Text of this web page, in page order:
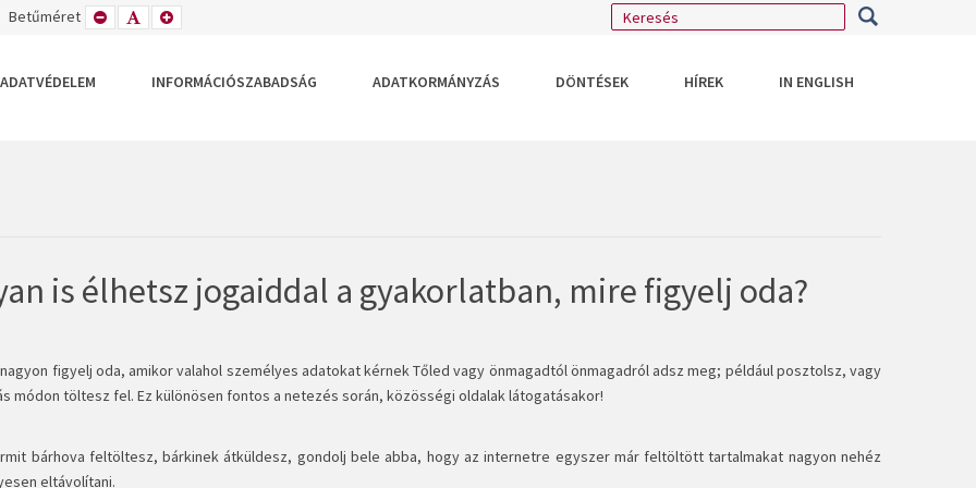
Betűméret KISEBB
BETŰTÍPUS
ALAPÉRTELMEZETT
BETŰMÉRET
NAGYOBB
BETŰMÉRET
ADATVÉDELEM INFORMÁCIÓSZABADSÁG ADATKORMÁNYZÁS DÖNTÉSEK HÍREK IN ENGLISH
is élhetsz jogaiddal a gyakorlatban, mire figyelj oda?
figyelj oda, amikor valahol személyes adatokat kérnek Tőled vagy önmagadtól önmagadról adsz meg; például posztolsz, vagy
módon töltesz fel. Ez különösen fontos a netezés során, közösségi oldalak látogatásakor!
bárhova feltöltesz, bárkinek átküldesz, gondolj bele abba, hogy az internetre egyszer már feltöltött tartalmakat nagyon nehéz
eltávolítani.